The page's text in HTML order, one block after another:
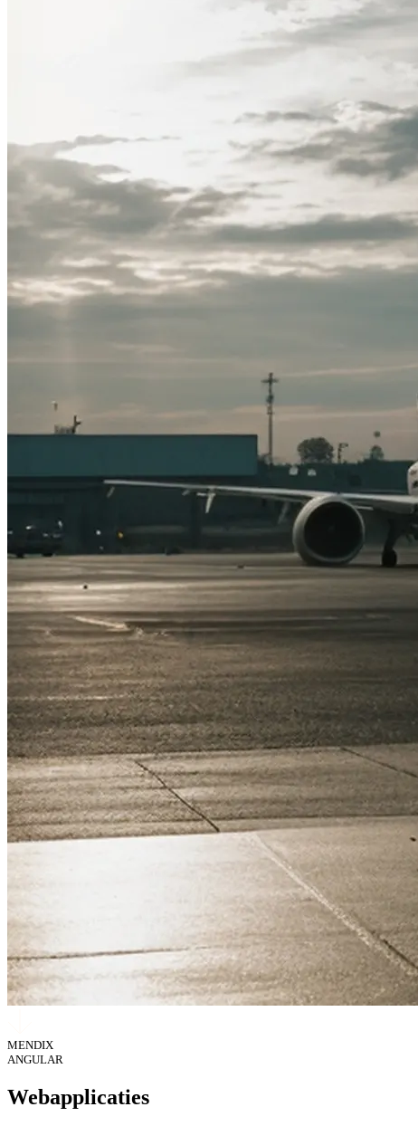
MENDIX
ANGULAR
Webapplicaties